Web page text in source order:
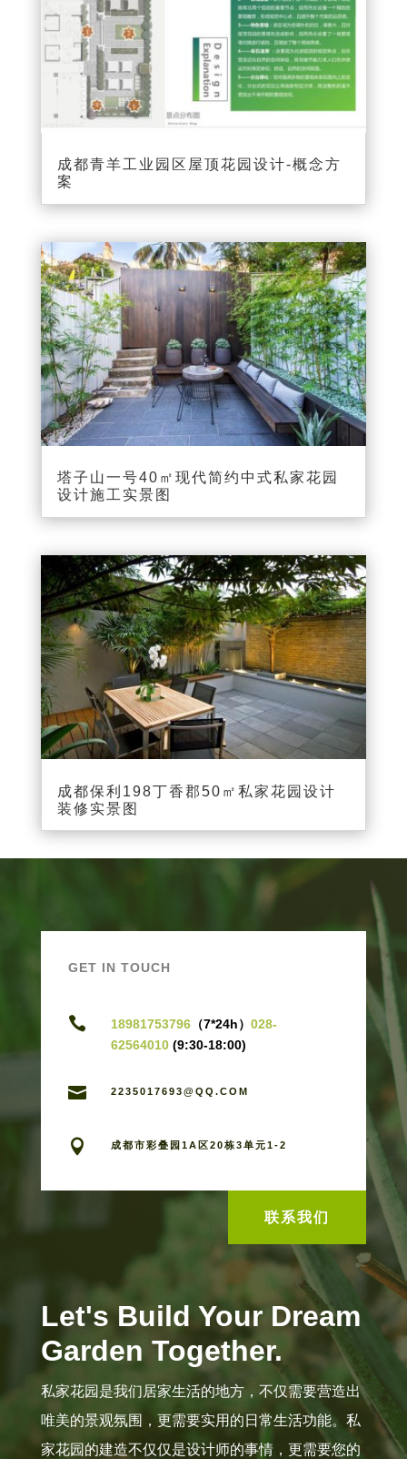
成都青羊工业园区屋顶花园设计-概念方
案
塔子山一号40㎡现代简约中式私家花园
设计施工实景图
成都保利198丁香郡50㎡私家花园设计
装修实景图
GET IN TOUCH
 18981753796（7*24h） 028-
62564010 (9:30-18:00)
 2235017693@QQ.COM
 成都市彩叠园1A区20栋3单元1-2
联系我们
Let's Build Your Dream
Garden Together.
私家花园是我们居家生活的地方，不仅需要营造出
唯美的景观氛围，更需要实用的日常生活功能。私
家花园的建造不仅仅是设计师的事情，更需要您的